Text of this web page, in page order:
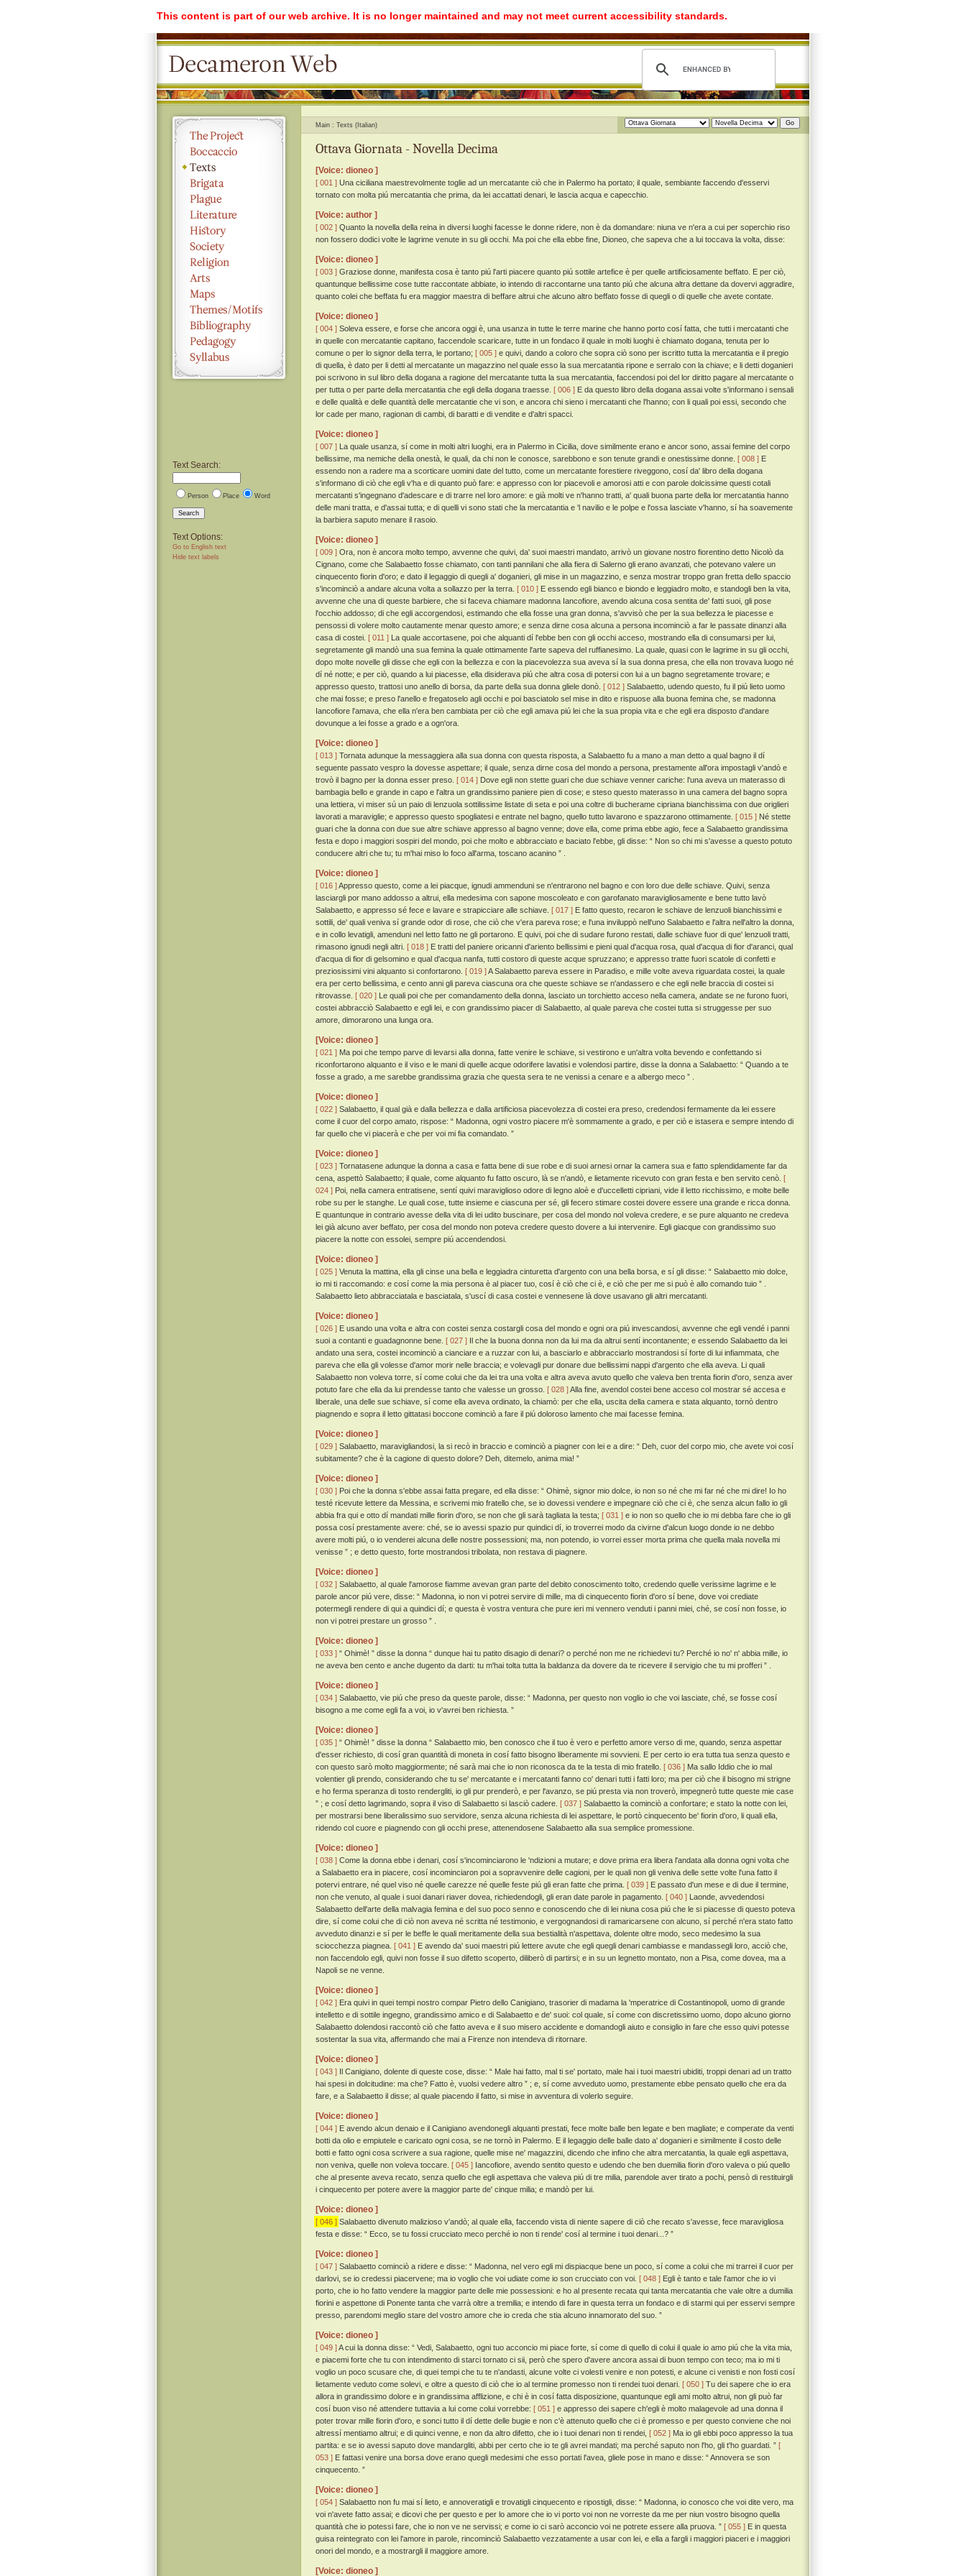
This content is part of our web archive. It is no longer maintained and may not meet current accessibility standards.
Text Search:
Person Place Word
Search
Text Options:
Go to English text
Hide text labels
Main Texts (Italian)
Ottava Giornata - Novella Decima
[Voice: dioneo ]
[ 001 ] Una ciciliana maestrevolmente toglie ad un mercatante ciò che in Palermo ha portato; il quale, sembiante faccendo d'esservi
tornato con molta piú mercatantia che prima, da lei accattati denari, le lascia acqua e capecchio.
[Voice: author ]
[ 002 ] Quanto la novella della reina in diversi luoghi facesse le donne ridere, non è da domandare: niuna ve n'era a cui per soperchio riso
non fossero dodici volte le lagrime venute in su gli occhi. Ma poi che ella ebbe fine, Dioneo, che sapeva che a lui toccava la volta, disse:
[Voice: dioneo ]
[ 003 ] Graziose donne, manifesta cosa è tanto piú l'arti piacere quanto piú sottile artefice è per quelle artificiosamente beffato. E per ciò,
quantunque bellissime cose tutte raccontate abbiate, io intendo di raccontarne una tanto piú che alcuna altra dettane da dovervi aggradire,
quanto colei che beffata fu era maggior maestra di beffare altrui che alcuno altro beffato fosse di quegli o di quelle che avete contate.
[Voice: dioneo ]
[ 004 ] Soleva essere, e forse che ancora oggi è, una usanza in tutte le terre marine che hanno porto cosí fatta, che tutti i mercatanti che
in quelle con mercatantie capitano, faccendole scaricare, tutte in un fondaco il quale in molti luoghi è chiamato dogana, tenuta per lo
comune o per lo signor della terra, le portano; [ 005 ] e quivi, dando a coloro che sopra ciò sono per iscritto tutta la mercatantia e il pregio
di quella, è dato per li detti al mercatante un magazzino nel quale esso la sua mercatantia ripone e serralo con la chiave; e li detti doganieri
poi scrivono in sul libro della dogana a ragione del mercatante tutta la sua mercatantia, faccendosi poi del lor diritto pagare al mercatante o
per tutta o per parte della mercatantia che egli della dogana traesse. [ 006 ] E da questo libro della dogana assai volte s'informano i sensali
e delle qualità e delle quantità delle mercatantie che vi son, e ancora chi sieno i mercatanti che l'hanno; con li quali poi essi, secondo che
lor cade per mano, ragionan di cambi, di baratti e di vendite e d'altri spacci.
[Voice: dioneo ]
[ 007 ] La quale usanza, sí come in molti altri luoghi, era in Palermo in Cicilia, dove similmente erano e ancor sono, assai femine del corpo
bellissime, ma nemiche della onestà, le quali, da chi non le conosce, sarebbono e son tenute grandi e onestissime donne. [ 008 ] E
essendo non a radere ma a scorticare uomini date del tutto, come un mercatante forestiere riveggono, cosí da' libro della dogana
s'informano di ciò che egli v'ha e di quanto può fare: e appresso con lor piacevoli e amorosi atti e con parole dolcissime questi cotali
mercatanti s'ingegnano d'adescare e di trarre nel loro amore: e già molti ve n'hanno tratti, a' quali buona parte della lor mercatantia hanno
delle mani tratta, e d'assai tutta; e di quelli vi sono stati che la mercatantia e 'l navilio e le polpe e l'ossa lasciate v'hanno, sí ha soavemente
la barbiera saputo menare il rasoio.
[Voice: dioneo ]
[ 009 ] Ora, non è ancora molto tempo, avvenne che quivi, da' suoi maestri mandato, arrivò un giovane nostro fiorentino detto Nicolò da
Cignano, come che Salabaetto fosse chiamato, con tanti pannilani che alla fiera di Salerno gli erano avanzati, che potevano valere un
cinquecento fiorin d'oro; e dato il legaggio di quegli a' doganieri, gli mise in un magazzino, e senza mostrar troppo gran fretta dello spaccio
s'incominciò a andare alcuna volta a sollazzo per la terra. [ 010 ] E essendo egli bianco e biondo e leggiadro molto, e standogli ben la vita,
avvenne che una di queste barbiere, che si faceva chiamare madonna Iancofiore, avendo alcuna cosa sentita de' fatti suoi, gli pose
l'occhio addosso; di che egli accorgendosi, estimando che ella fosse una gran donna, s'avvisò che per la sua bellezza le piacesse e
pensossi di volere molto cautamente menar questo amore; e senza dirne cosa alcuna a persona incominciò a far le passate dinanzi alla
casa di costei. [ 011 ] La quale accortasene, poi che alquanti dí l'ebbe ben con gli occhi acceso, mostrando ella di consumarsi per lui,
segretamente gli mandò una sua femina la quale ottimamente l'arte sapeva del ruffianesimo. La quale, quasi con le lagrime in su gli occhi,
dopo molte novelle gli disse che egli con la bellezza e con la piacevolezza sua aveva sí la sua donna presa, che ella non trovava luogo né
dí né notte; e per ciò, quando a lui piacesse, ella disiderava piú che altra cosa di potersi con lui a un bagno segretamente trovare; e
appresso questo, trattosi uno anello di borsa, da parte della sua donna gliele donò. [ 012 ] Salabaetto, udendo questo, fu il piú lieto uomo
che mai fosse; e preso l'anello e fregatoselo agli occhi e poi basciatolo sel mise in dito e rispuose alla buona femina che, se madonna
Iancofiore l'amava, che ella n'era ben cambiata per ciò che egli amava piú lei che la sua propia vita e che egli era disposto d'andare
dovunque a lei fosse a grado e a ogn'ora.
[Voice: dioneo ]
[ 013 ] Tornata adunque la messaggiera alla sua donna con questa risposta, a Salabaetto fu a mano a man detto a qual bagno il dí
seguente passato vespro la dovesse aspettare; il quale, senza dirne cosa del mondo a persona, prestamente all'ora impostagli v'andò e
trovò il bagno per la donna esser preso. [ 014 ] Dove egli non stette guari che due schiave venner cariche: l'una aveva un materasso di
bambagia bello e grande in capo e l'altra un grandissimo paniere pien di cose; e steso questo materasso in una camera del bagno sopra
una lettiera, vi miser sú un paio di lenzuola sottilissime listate di seta e poi una coltre di bucherame cipriana bianchissima con due origlieri
lavorati a maraviglie; e appresso questo spogliatesi e entrate nel bagno, quello tutto lavarono e spazzarono ottimamente. [ 015 ] Né stette
guari che la donna con due sue altre schiave appresso al bagno venne; dove ella, come prima ebbe agio, fece a Salabaetto grandissima
festa e dopo i maggiori sospiri del mondo, poi che molto e abbracciato e baciato l'ebbe, gli disse: “ Non so chi mi s'avesse a questo potuto
conducere altri che tu; tu m'hai miso lo foco all'arma, toscano acanino ” .
[Voice: dioneo ]
[ 016 ]Appresso questo, come a lei piacque, ignudi ammenduni se n'entrarono nel bagno e con loro due delle schiave. Quivi, senza
lasciargli por mano addosso a altrui, ella medesima con sapone moscoleato e con garofanato maravigliosamente e bene tutto lavò
Salabaetto, e appresso sé fece e lavare e strapicciare alle schiave. [ 017 ] E fatto questo, recaron le schiave de lenzuoli bianchissimi e
sottili, de' quali veniva sí grande odor di rose, che ciò che v'era pareva rose; e l'una inviluppò nell'uno Salabaetto e l'altra nell'altro la donna,
e in collo levatigli, amenduni nel letto fatto ne gli portarono. E quivi, poi che di sudare furono restati, dalle schiave fuor di que' lenzuoli tratti,
rimasono ignudi negli altri. [ 018 ] E tratti del paniere oricanni d'ariento bellissimi e pieni qual d'acqua rosa, qual d'acqua di fior d'aranci, qual
d'acqua di fior di gelsomino e qual d'acqua nanfa, tutti costoro di queste acque spruzzano; e appresso tratte fuori scatole di confetti e
preziosissimi vini alquanto si confortarono. [ 019 ]A Salabaetto pareva essere in Paradiso, e mille volte aveva riguardata costei, la quale
era per certo bellissima, e cento anni gli pareva ciascuna ora che queste schiave se n'andassero e che egli nelle braccia di costei si
ritrovasse. [ 020 ] Le quali poi che per comandamento della donna, lasciato un torchietto acceso nella camera, andate se ne furono fuori,
costei abbracciò Salabaetto e egli lei, e con grandissimo piacer di Salabaetto, al quale pareva che costei tutta si struggesse per suo
amore, dimorarono una lunga ora.
[Voice: dioneo ]
[ 021 ] Ma poi che tempo parve di levarsi alla donna, fatte venire le schiave, si vestirono e un'altra volta bevendo e confettando si
riconfortarono alquanto e il viso e le mani di quelle acque odorifere lavatisi e volendosi partire, disse la donna a Salabaetto: “ Quando a te
fosse a grado, a me sarebbe grandissima grazia che questa sera te ne venissi a cenare e a albergo meco ” .
[Voice: dioneo ]
[ 022 ] Salabaetto, il qual già e dalla bellezza e dalla artificiosa piacevolezza di costei era preso, credendosi fermamente da lei essere
come il cuor del corpo amato, rispose: “ Madonna, ogni vostro piacere m'è sommamente a grado, e per ciò e istasera e sempre intendo di
far quello che vi piacerà e che per voi mi fia comandato. ”
[Voice: dioneo ]
[ 023 ] Tornatasene adunque la donna a casa e fatta bene di sue robe e di suoi arnesi ornar la camera sua e fatto splendidamente far da
cena, aspettò Salabaetto; il quale, come alquanto fu fatto oscuro, là se n'andò, e lietamente ricevuto con gran festa e ben servito cenò. [
024 ] Poi, nella camera entratisene, sentí quivi maraviglioso odore di legno aloè e d'uccelletti cipriani, vide il letto ricchissimo, e molte belle
robe su per le stanghe. Le quali cose, tutte insieme e ciascuna per sé, gli fecero stimare costei dovere essere una grande e ricca donna.
E quantunque in contrario avesse della vita di lei udito buscinare, per cosa del mondo nol voleva credere, e se pure alquanto ne credeva
lei già alcuno aver beffato, per cosa del mondo non poteva credere questo dovere a lui intervenire. Egli giacque con grandissimo suo
piacere la notte con essolei, sempre piú accendendosi.
[Voice: dioneo ]
[ 025 ] Venuta la mattina, ella gli cinse una bella e leggiadra cinturetta d'argento con una bella borsa, e sí gli disse: “ Salabaetto mio dolce,
io mi ti raccomando: e cosí come la mia persona è al piacer tuo, cosí è ciò che ci è, e ciò che per me si può è allo comando tuio ” .
Salabaetto lieto abbracciatala e basciatala, s'uscí di casa costei e vennesene là dove usavano gli altri mercatanti.
[Voice: dioneo ]
[ 026 ] E usando una volta e altra con costei senza costargli cosa del mondo e ogni ora piú invescandosi, avvenne che egli vendé i panni
suoi a contanti e guadagnonne bene. [ 027 ] Il che la buona donna non da lui ma da altrui sentí incontanente; e essendo Salabaetto da lei
andato una sera, costei incominciò a cianciare e a ruzzar con lui, a basciarlo e abbracciarlo mostrandosi sí forte di lui infiammata, che
pareva che ella gli volesse d'amor morir nelle braccia; e volevagli pur donare due bellissimi nappi d'argento che ella aveva. Li quali
Salabaetto non voleva torre, sí come colui che da lei tra una volta e altra aveva avuto quello che valeva ben trenta fiorin d'oro, senza aver
potuto fare che ella da lui prendesse tanto che valesse un grosso. [ 028 ]Alla fine, avendol costei bene acceso col mostrar sé accesa e
liberale, una delle sue schiave, sí come ella aveva ordinato, la chiamò: per che ella, uscita della camera e stata alquanto, tornò dentro
piagnendo e sopra il letto gittatasi boccone cominciò a fare il piú doloroso lamento che mai facesse femina.
[Voice: dioneo ]
[ 029 ] Salabaetto, maravigliandosi, la si recò in braccio e cominciò a piagner con lei e a dire: “ Deh, cuor del corpo mio, che avete voi cosí
subitamente? che è la cagione di questo dolore? Deh, ditemelo, anima mia! ”
[Voice: dioneo ]
[ 030 ] Poi che la donna s'ebbe assai fatta pregare, ed ella disse: “ Ohimè, signor mio dolce, io non so né che mi far né che mi dire! Io ho
testé ricevute lettere da Messina, e scrivemi mio fratello che, se io dovessi vendere e impegnare ciò che ci è, che senza alcun fallo io gli
abbia fra qui e otto dí mandati mille fiorin d'oro, se non che gli sarà tagliata la testa; [ 031 ] e io non so quello che io mi debba fare che io gli
possa cosí prestamente avere: ché, se io avessi spazio pur quindici dí, io troverrei modo da civirne d'alcun luogo donde io ne debbo
avere molti piú, o io venderei alcuna delle nostre possessioni; ma, non potendo, io vorrei esser morta prima che quella mala novella mi
venisse ” ; e detto questo, forte mostrandosi tribolata, non restava di piagnere.
[Voice: dioneo ]
[ 032 ] Salabaetto, al quale l'amorose fiamme avevan gran parte del debito conoscimento tolto, credendo quelle verissime lagrime e le
parole ancor piú vere, disse: “ Madonna, io non vi potrei servire di mille, ma di cinquecento fiorin d'oro sí bene, dove voi crediate
potermegli rendere di qui a quindici dí; e questa è vostra ventura che pure ieri mi vennero venduti i panni miei, ché, se cosí non fosse, io
non vi potrei prestare un grosso ” .
[Voice: dioneo ]
[ 033 ] “ Ohimè! ” disse la donna “ dunque hai tu patito disagio di denari? o perché non me ne richiedevi tu? Perché io no' n' abbia mille, io
ne aveva ben cento e anche dugento da darti: tu m'hai tolta tutta la baldanza da dovere da te ricevere il servigio che tu mi profferi ” .
[Voice: dioneo ]
[ 034 ] Salabaetto, vie piú che preso da queste parole, disse: “ Madonna, per questo non voglio io che voi lasciate, ché, se fosse cosí
bisogno a me come egli fa a voi, io v'avrei ben richiesta. ”
[Voice: dioneo ]
[ 035 ] “ Ohimè! ” disse la donna “ Salabaetto mio, ben conosco che il tuo è vero e perfetto amore verso di me, quando, senza aspettar
d'esser richiesto, di cosí gran quantità di moneta in cosí fatto bisogno liberamente mi sovvieni. E per certo io era tutta tua senza questo e
con questo sarò molto maggiormente; né sarà mai che io non riconosca da te la testa di mio fratello. [ 036 ] Ma sallo Iddio che io mal
volentier gli prendo, considerando che tu se' mercatante e i mercatanti fanno co' denari tutti i fatti loro; ma per ciò che il bisogno mi strigne
e ho ferma speranza di tosto rendergliti, io gli pur prenderò, e per l'avanzo, se piú presta via non troverò, impegnerò tutte queste mie case
” ; e cosí detto lagrimando, sopra il viso di Salabaetto si lasciò cadere. [ 037 ] Salabaetto la cominciò a confortare; e stato la notte con lei,
per mostrarsi bene liberalissimo suo servidore, senza alcuna richiesta di lei aspettare, le portò cinquecento be' fiorin d'oro, li quali ella,
ridendo col cuore e piagnendo con gli occhi prese, attenendosene Salabaetto alla sua semplice promessione.
[Voice: dioneo ]
[ 038 ] Come la donna ebbe i denari, cosí s'incominciarono le 'ndizioni a mutare; e dove prima era libera l'andata alla donna ogni volta che
a Salabaetto era in piacere, cosí incominciaron poi a sopravvenire delle cagioni, per le quali non gli veniva delle sette volte l'una fatto il
potervi entrare, né quel viso né quelle carezze né quelle feste piú gli eran fatte che prima. [ 039 ] E passato d'un mese e di due il termine,
non che venuto, al quale i suoi danari riaver dovea, richiedendogli, gli eran date parole in pagamento. [ 040 ] Laonde, avvedendosi
Salabaetto dell'arte della malvagia femina e del suo poco senno e conoscendo che di lei niuna cosa piú che le si piacesse di questo poteva
dire, sí come colui che di ciò non aveva né scritta né testimonio, e vergognandosi di ramaricarsene con alcuno, sí perché n'era stato fatto
avveduto dinanzi e sí per le beffe le quali meritamente della sua bestialità n'aspettava, dolente oltre modo, seco medesimo la sua
sciocchezza piagnea. [ 041 ] E avendo da' suoi maestri piú lettere avute che egli quegli denari cambiasse e mandassegli loro, acciò che,
non faccendolo egli, quivi non fosse il suo difetto scoperto, diliberò di partirsi; e in su un legnetto montato, non a Pisa, come dovea, ma a
Napoli se ne venne.
[Voice: dioneo ]
[ 042 ] Era quivi in quei tempi nostro compar Pietro dello Canigiano, trasorier di madama la 'mperatrice di Costantinopoli, uomo di grande
intelletto e di sottile ingegno, grandissimo amico e di Salabaetto e de' suoi: col quale, sí come con discretissimo uomo, dopo alcuno giorno
Salabaetto dolendosi raccontò ciò che fatto aveva e il suo misero accidente e domandogli aiuto e consiglio in fare che esso quivi potesse
sostentar la sua vita, affermando che mai a Firenze non intendeva di ritornare.
[Voice: dioneo ]
[ 043 ] Il Canigiano, dolente di queste cose, disse: “ Male hai fatto, mal ti se' portato, male hai i tuoi maestri ubiditi, troppi denari ad un tratto
hai spesi in dolcitudine: ma che? Fatto è, vuolsi vedere altro ” ; e, sí come avveduto uomo, prestamente ebbe pensato quello che era da
fare, e a Salabaetto il disse; al quale piacendo il fatto, si mise in avventura di volerlo seguire.
[Voice: dioneo ]
[ 044 ] E avendo alcun denaio e il Canigiano avendonegli alquanti prestati, fece molte balle ben legate e ben magliate; e comperate da venti
botti da olio e empiutele e caricato ogni cosa, se ne tornò in Palermo. E il legaggio delle balle dato a' doganieri e similmente il costo delle
botti e fatto ogni cosa scrivere a sua ragione, quelle mise ne' magazzini, dicendo che infino che altra mercatantia, la quale egli aspettava,
non veniva, quelle non voleva toccare. [ 045 ] Iancofiore, avendo sentito questo e udendo che ben duemilia fiorin d'oro valeva o piú quello
che al presente aveva recato, senza quello che egli aspettava che valeva piú di tre milia, parendole aver tirato a pochi, pensò di restituirgli
i cinquecento per potere avere la maggior parte de' cinque milia; e mandò per lui.
[Voice: dioneo ]
[ 046 ] Salabaetto divenuto malizioso v'andò; al quale ella, faccendo vista di niente sapere di ciò che recato s'avesse, fece maravigliosa
festa e disse: “ Ecco, se tu fossi crucciato meco perché io non ti rende' cosí al termine i tuoi denari...? ”
[Voice: dioneo ]
[ 047 ] Salabaetto cominciò a ridere e disse: “ Madonna, nel vero egli mi dispiacque bene un poco, sí come a colui che mi trarrei il cuor per
darlovi, se io credessi piacervene; ma io voglio che voi udiate come io son crucciato con voi. [ 048 ] Egli è tanto e tale l'amor che io vi
porto, che io ho fatto vendere la maggior parte delle mie possessioni: e ho al presente recata qui tanta mercatantia che vale oltre a dumilia
fiorini e aspettone di Ponente tanta che varrà oltre a tremilia; e intendo di fare in questa terra un fondaco e di starmi qui per esservi sempre
presso, parendomi meglio stare del vostro amore che io creda che stia alcuno innamorato del suo. ”
[Voice: dioneo ]
[ 049 ]A cui la donna disse: “ Vedi, Salabaetto, ogni tuo acconcio mi piace forte, sí come di quello di colui il quale io amo piú che la vita mia,
e piacemi forte che tu con intendimento di starci tornato ci sii, però che spero d'avere ancora assai di buon tempo con teco; ma io mi ti
voglio un poco scusare che, di quei tempi che tu te n'andasti, alcune volte ci volesti venire e non potesti, e alcune ci venisti e non fosti cosí
lietamente veduto come solevi, e oltre a questo di ciò che io al termine promesso non ti rendei tuoi denari. [ 050 ] Tu dei sapere che io era
allora in grandissimo dolore e in grandissima afflizione, e chi è in cosí fatta disposizione, quantunque egli ami molto altrui, non gli può far
cosí buon viso né attendere tuttavia a lui come colui vorrebbe: [ 051 ] e appresso dei sapere ch'egli è molto malagevole ad una donna il
poter trovar mille fiorin d'oro, e sonci tutto il dí dette delle bugie e non c'è attenuto quello che ci è promesso e per questo conviene che noi
altressí mentiamo altrui; e di quinci venne, e non da altro difetto, che io i tuoi denari non ti rendei, [ 052 ] Ma io gli ebbi poco appresso la tua
partita: e se io avessi saputo dove mandargliti, abbi per certo che io te gli avrei mandati; ma perché saputo non l'ho, gli t'ho guardati. ” [
053 ] E fattasi venire una borsa dove erano quegli medesimi che esso portati l'avea, gliele pose in mano e disse: “ Annovera se son
cinquecento. ”
[Voice: dioneo ]
[ 054 ] Salabaetto non fu mai sí lieto, e annoveratigli e trovatigli cinquecento e ripostigli, disse: “ Madonna, io conosco che voi dite vero, ma
voi n'avete fatto assai; e dicovi che per questo e per lo amore che io vi porto voi non ne vorreste da me per niun vostro bisogno quella
quantità che io potessi fare, che io non ve ne servissi; e come io ci sarò acconcio voi ne potrete essere alla pruova. ” [ 055 ] E in questa
guisa reintegrato con lei l'amore in parole, rincominciò Salabaetto vezzatamente a usar con lei, e ella a fargli i maggiori piaceri e i maggiori
onori del mondo, e a mostrargli il maggiore amore.
[Voice: dioneo ]